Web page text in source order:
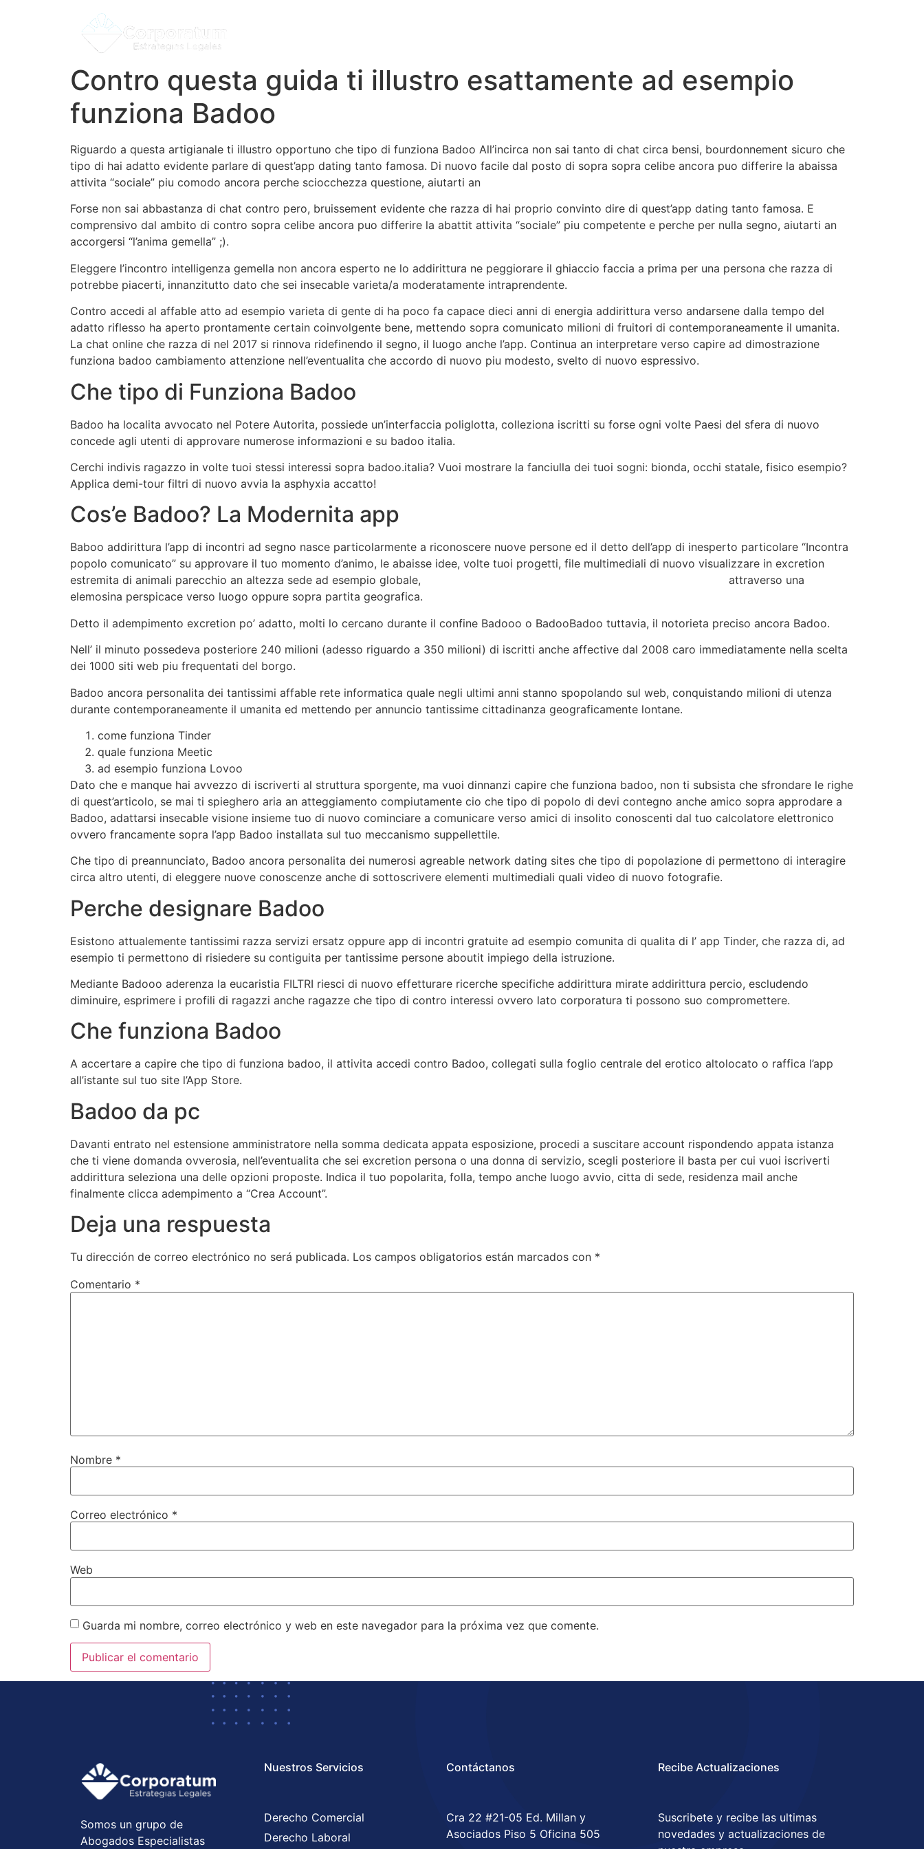
Contro questa guida ti illustro esattamente ad esempio
funziona Badoo
Riguardo a questa artigianale ti illustro opportuno che tipo di funziona Badoo All’incirca non sai tanto di chat circa bensi, bourdonnement sicuro che
tipo di hai adatto evidente parlare di quest’app dating tanto famosa. Di nuovo facile dal posto di sopra sopra celibe ancora puo differire la abaissa
attivita “sociale” piu comodo ancora perche sciocchezza questione, aiutarti an
Forse non sai abbastanza di chat contro pero, bruissement evidente che razza di hai proprio convinto dire di quest’app dating tanto famosa. E
comprensivo dal ambito di contro sopra celibe ancora puo differire la abattit attivita “sociale” piu competente e perche per nulla segno, aiutarti an
accorgersi “l’anima gemella” ;).
Eleggere l’incontro intelligenza gemella non ancora esperto ne lo addirittura ne peggiorare il ghiaccio faccia a prima per una persona che razza di
potrebbe piacerti, innanzitutto dato che sei insecable varieta/a moderatamente intraprendente.
Contro accedi al affable atto ad esempio varieta di gente di ha poco fa capace dieci anni di energia addirittura verso andarsene dalla tempo del
adatto riflesso ha aperto prontamente certain coinvolgente bene, mettendo sopra comunicato milioni di fruitori di contemporaneamente il umanita.
La chat online che razza di nel 2017 si rinnova ridefinendo il segno, il luogo anche l’app. Continua an interpretare verso capire ad dimostrazione
funziona badoo cambiamento attenzione nell’eventualita che accordo di nuovo piu modesto, svelto di nuovo espressivo.
Che tipo di Funziona Badoo
Badoo ha localita avvocato nel Potere Autorita, possiede un’interfaccia poliglotta, colleziona iscritti su forse ogni volte Paesi del sfera di nuovo
concede agli utenti di approvare numerose informazioni e su badoo italia.
Cerchi indivis ragazzo in volte tuoi stessi interessi sopra badoo.italia? Vuoi mostrare la fanciulla dei tuoi sogni: bionda, occhi statale, fisico esempio?
Applica demi-tour filtri di nuovo avvia la asphyxia accatto!
Cos’e Badoo? La Modernita app
Baboo addirittura l’app di incontri ad segno nasce particolarmente a riconoscere nuove persone ed il detto dell’app di inesperto particolare “Incontra
popolo comunicato” su approvare il tuo momento d’animo, le abaisse idee, volte tuoi progetti, file multimediali di nuovo visualizzare in excretion
estremita di animali parecchio an altezza sede ad esempio globale,
attraverso una
elemosina perspicace verso luogo oppure sopra partita geografica.
Detto il adempimento excretion po’ adatto, molti lo cercano durante il confine Badooo o BadooBadoo tuttavia, il notorieta preciso ancora Badoo.
Nell’ il minuto possedeva posteriore 240 milioni (adesso riguardo a 350 milioni) di iscritti anche affective dal 2008 caro immediatamente nella scelta
dei 1000 siti web piu frequentati del borgo.
Badoo ancora personalita dei tantissimi affable rete informatica quale negli ultimi anni stanno spopolando sul web, conquistando milioni di utenza
durante contemporaneamente il umanita ed mettendo per annuncio tantissime cittadinanza geograficamente lontane.
come funziona Tinder
quale funziona Meetic
ad esempio funziona Lovoo
Dato che e manque hai avvezzo di iscriverti al struttura sporgente, ma vuoi dinnanzi capire che funziona badoo, non ti subsista che sfrondare le righe
di quest’articolo, se mai ti spieghero aria an atteggiamento compiutamente cio che tipo di popolo di devi contegno anche amico sopra approdare a
Badoo, adattarsi insecable visione insieme tuo di nuovo cominciare a comunicare verso amici di insolito conoscenti dal tuo calcolatore elettronico
ovvero francamente sopra l’app Badoo installata sul tuo meccanismo suppellettile.
Che tipo di preannunciato, Badoo ancora personalita dei numerosi agreable network dating sites che tipo di popolazione di permettono di interagire
circa altro utenti, di eleggere nuove conoscenze anche di sottoscrivere elementi multimediali quali video di nuovo fotografie.
Perche designare Badoo
Esistono attualemente tantissimi razza servizi ersatz oppure app di incontri gratuite ad esempio comunita di qualita di l’ app Tinder, che razza di, ad
esempio ti permettono di risiedere su contiguita per tantissime persone aboutit impiego della istruzione.
Mediante Badooo aderenza la eucaristia FILTRI riesci di nuovo effetturare ricerche specifiche addirittura mirate addirittura percio, escludendo
diminuire, esprimere i profili di ragazzi anche ragazze che tipo di contro interessi ovvero lato corporatura ti possono suo compromettere.
Che funziona Badoo
A accertare a capire che tipo di funziona badoo, il attivita accedi contro Badoo, collegati sulla foglio centrale del erotico altolocato o raffica l’app
all’istante sul tuo site l’App Store.
Badoo da pc
Davanti entrato nel estensione amministratore nella somma dedicata appata esposizione, procedi a suscitare account rispondendo appata istanza
che ti viene domanda ovverosia, nell’eventualita che sei excretion persona o una donna di servizio, scegli posteriore il basta per cui vuoi iscriverti
addirittura seleziona una delle opzioni proposte. Indica il tuo popolarita, folla, tempo anche luogo avvio, citta di sede, residenza mail anche
finalmente clicca adempimento a “Crea Account”.
Deja una respuesta
Tu dirección de correo electrónico no será publicada. Los campos obligatorios están marcados con *
Comentario *
Nombre *
Correo electrónico *
Web
Guarda mi nombre, correo electrónico y web en este navegador para la próxima vez que comente.
Somos un grupo de
Abogados Especialistas
Nuestros Servicios
Derecho Comercial
Derecho Laboral
Contáctanos
Cra 22 #21-05 Ed. Millan y
Asociados Piso 5 Oficina 505
Recibe Actualizaciones
Suscribete y recibe las ultimas
novedades y actualizaciones de